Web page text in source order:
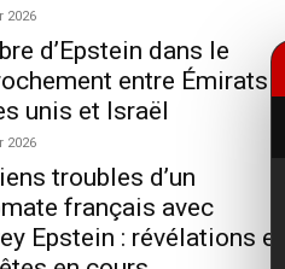
2026
d’Epstein dans le
entre Émirats
unis et Israël
2026
troubles d’un
français avec
Epstein : révélations et